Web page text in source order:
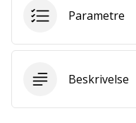
som
Så
sammen.
Parametre
Beskrivelse